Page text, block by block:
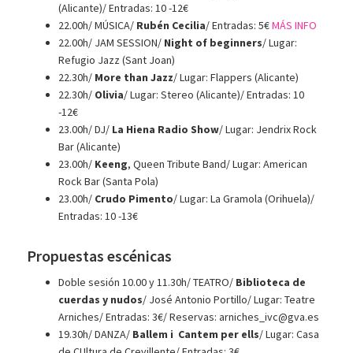
(Alicante)/ Entradas: 10 -12€
22.00h/ MÚSICA/ Rubén Cecilia/ Entradas: 5€MÁS INFO
22.00h/ JAM SESSION/ Night of beginners/ Lugar:
Refugio Jazz (Sant Joan)
22.30h/ More than Jazz/ Lugar: Flappers (Alicante)
22.30h/ Olivia/ Lugar: Stereo (Alicante)/ Entradas: 10
-12€
23.00h/ DJ/ La Hiena Radio Show/ Lugar: Jendrix Rock
Bar (Alicante)
23.00h/ Keeng, Queen Tribute Band/ Lugar: American
Rock Bar (Santa Pola)
23.00h/ Crudo Pimento/ Lugar: La Gramola (Orihuela)/
Entradas: 10 -13€
Propuestas escénicas
Doble sesión 10.00 y 11.30h/ TEATRO/ Biblioteca de
cuerdas y nudos/ José Antonio Portillo/ Lugar: Teatre
Arniches/ Entradas: 3€/ Reservas: arniches_ivc@gva.es
19.30h/ DANZA/ Ballem i Cantem per ells/ Lugar: Casa